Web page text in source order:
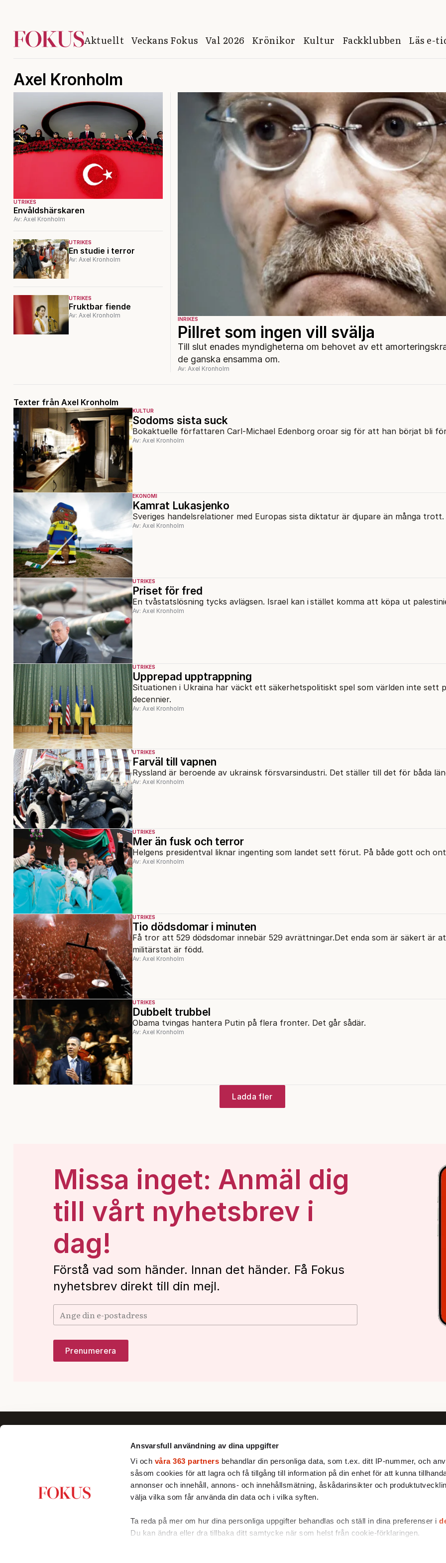
Ansvarsfull användning av dina uppgifter
Vi och våra 363 partners behandlar din personliga data, som t.ex. ditt IP-nummer, och
såsom cookies för att lagra och få tillgång till information på din enhet för att kunna
annonser och innehåll, annons- och innehållsmätning, åskådarinsikter och
välja vilka som får använda din data och i vilka syften.
Ta reda på mer om hur dina personliga uppgifter behandlas och ställ in dina preferenser i
Du kan ändra eller dra tillbaka ditt samtycke när som helst från cookie-förklaringen.
Aktuellt Veckans Fokus Val 2026 Krönikor Kultur Fackklubben Läs e-
Axel Kronholm
UTRIKES
Envåldshärskaren
Av: Axel Kronholm
UTRIKES
En studie i terror
Av: Axel Kronholm
UTRIKES
Fruktbar fiende
Av: Axel Kronholm
INRIKES
Pillret som ingen vill svälja
Till slut enades myndigheterna om behovet av ett
de ganska ensamma om.
Av: Axel Kronholm
Texter från Axel Kronholm
KULTUR
Sodoms sista suck
Bokaktuelle författaren Carl-Michael Edenborg oroar sig för att han börjat bli
Av: Axel Kronholm
EKONOMI
Kamrat Lukasjenko
Sveriges handelsrelationer med Europas sista diktatur är djupare än många trott.
Av: Axel Kronholm
UTRIKES
Priset för fred
En tvåstatslösning tycks avlägsen. Israel kan i stället komma att köpa ut
Av: Axel Kronholm
UTRIKES
Upprepad upptrappning
Situationen i Ukraina har väckt ett säkerhetspolitiskt spel som världen inte sett
decennier.
Av: Axel Kronholm
UTRIKES
Farväl till vapnen
Ryssland är beroende av ukrainsk försvarsindustri. Det ställer till det för båda
Av: Axel Kronholm
UTRIKES
Mer än fusk och terror
Helgens presidentval liknar ingenting som landet sett förut. På både gott och
Av: Axel Kronholm
UTRIKES
Tio dödsdomar i minuten
Få tror att 529 dödsdomar innebär 529 avrättningar.Det enda som är säkert är
militärstat är född.
Av: Axel Kronholm
UTRIKES
Dubbelt trubbel
Obama tvingas hantera Putin på flera fronter. Det går sådär.
Av: Axel Kronholm
Ladda fler
Missa inget: Anmäl dig
till vårt nyhetsbrev i
dag!
Förstå vad som händer. Innan det händer. Få Fokus
nyhetsbrev direkt till din mejl.
Fokus förklarar, fördjupar och ger nya
perspektiv till dig som vill se bortom
det dagsaktuella och förstå Sverige
Facebook
X